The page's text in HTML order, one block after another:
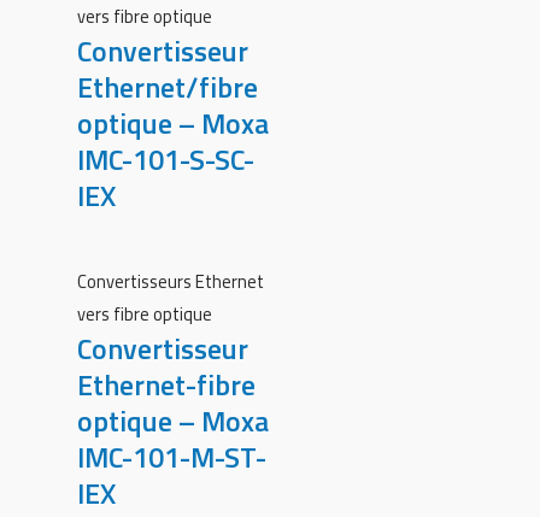
vers fibre optique
Convertisseur
Ethernet/fibre
optique – Moxa
IMC-101-S-SC-
IEX
Convertisseurs Ethernet
vers fibre optique
Convertisseur
Ethernet-fibre
optique – Moxa
IMC-101-M-ST-
IEX